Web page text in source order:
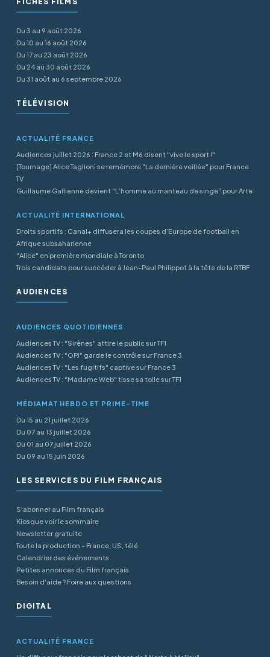
Du 3 au 9 août 2026
Du 10 au 16 août 2026
Du 17 au 23 août 2026
Du 24 au 30 août 2026
Du 31 août au 6 septembre 2026
TÉLÉVISION
ACTUALITÉ FRANCE
Audiences juillet 2026 : France 2 et M6 disent "vive le sport !"
[Tournage] Alice Taglioni se remémore "La dernière veillée" pour France
TV
Guillaume Gallienne devient "L’homme au manteau de singe" pour Arte
ACTUALITÉ INTERNATIONAL
Droits sportifs : Canal+ diffusera les coupes d’Europe de football en
Afrique subsaharienne
"Alice" en première mondiale à Toronto
Trois candidats pour succéder à Jean-Paul Philippot à la tête de la RTBF
AUDIENCES
AUDIENCES QUOTIDIENNES
Audiences TV : "Sirènes" attire le public sur TF1
Audiences TV : "OPJ" garde le contrôle sur France 3
Audiences TV : "Les fugitifs" captive sur France 3
Audiences TV : "Madame Web" tisse sa toile sur TF1
MÉDIAMAT HEBDO ET PRIME-TIME
Du 15 au 21 juillet 2026
Du 07 au 13 juillet 2026
Du 01 au 07 juillet 2026
Du 09 au 15 juin 2026
LES SERVICES DU FILM FRANÇAIS
S'abonner au Film français
Kiosque voir le sommaire
Newsletter gratuite
Toute la production - France, US, télé
Calendrier des événements
Petites annonces du Film français
Besoin d'aide ? Foire aux questions
DIGITAL
ACTUALITÉ FRANCE